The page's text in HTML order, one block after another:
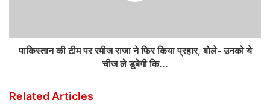
पाकिस्तान की टीम पर रमीज राजा ने फिर किया प्रहार, बोले- उनको ये
चीज ले डूबेगी कि...
Related Articles